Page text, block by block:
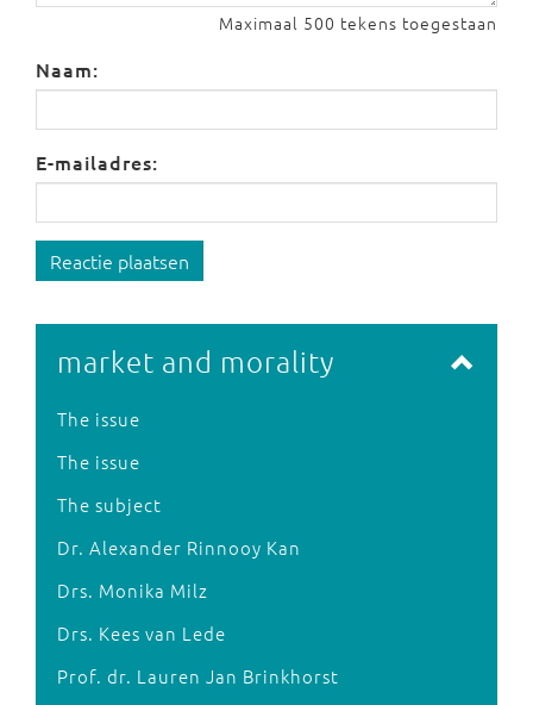
Maximaal 500 tekens toegestaan
Naam:
E-mailadres:
Reactie plaatsen
market and morality
The issue
The issue
The subject
Dr. Alexander Rinnooy Kan
Drs. Monika Milz
Drs. Kees van Lede
Prof. dr. Lauren Jan Brinkhorst